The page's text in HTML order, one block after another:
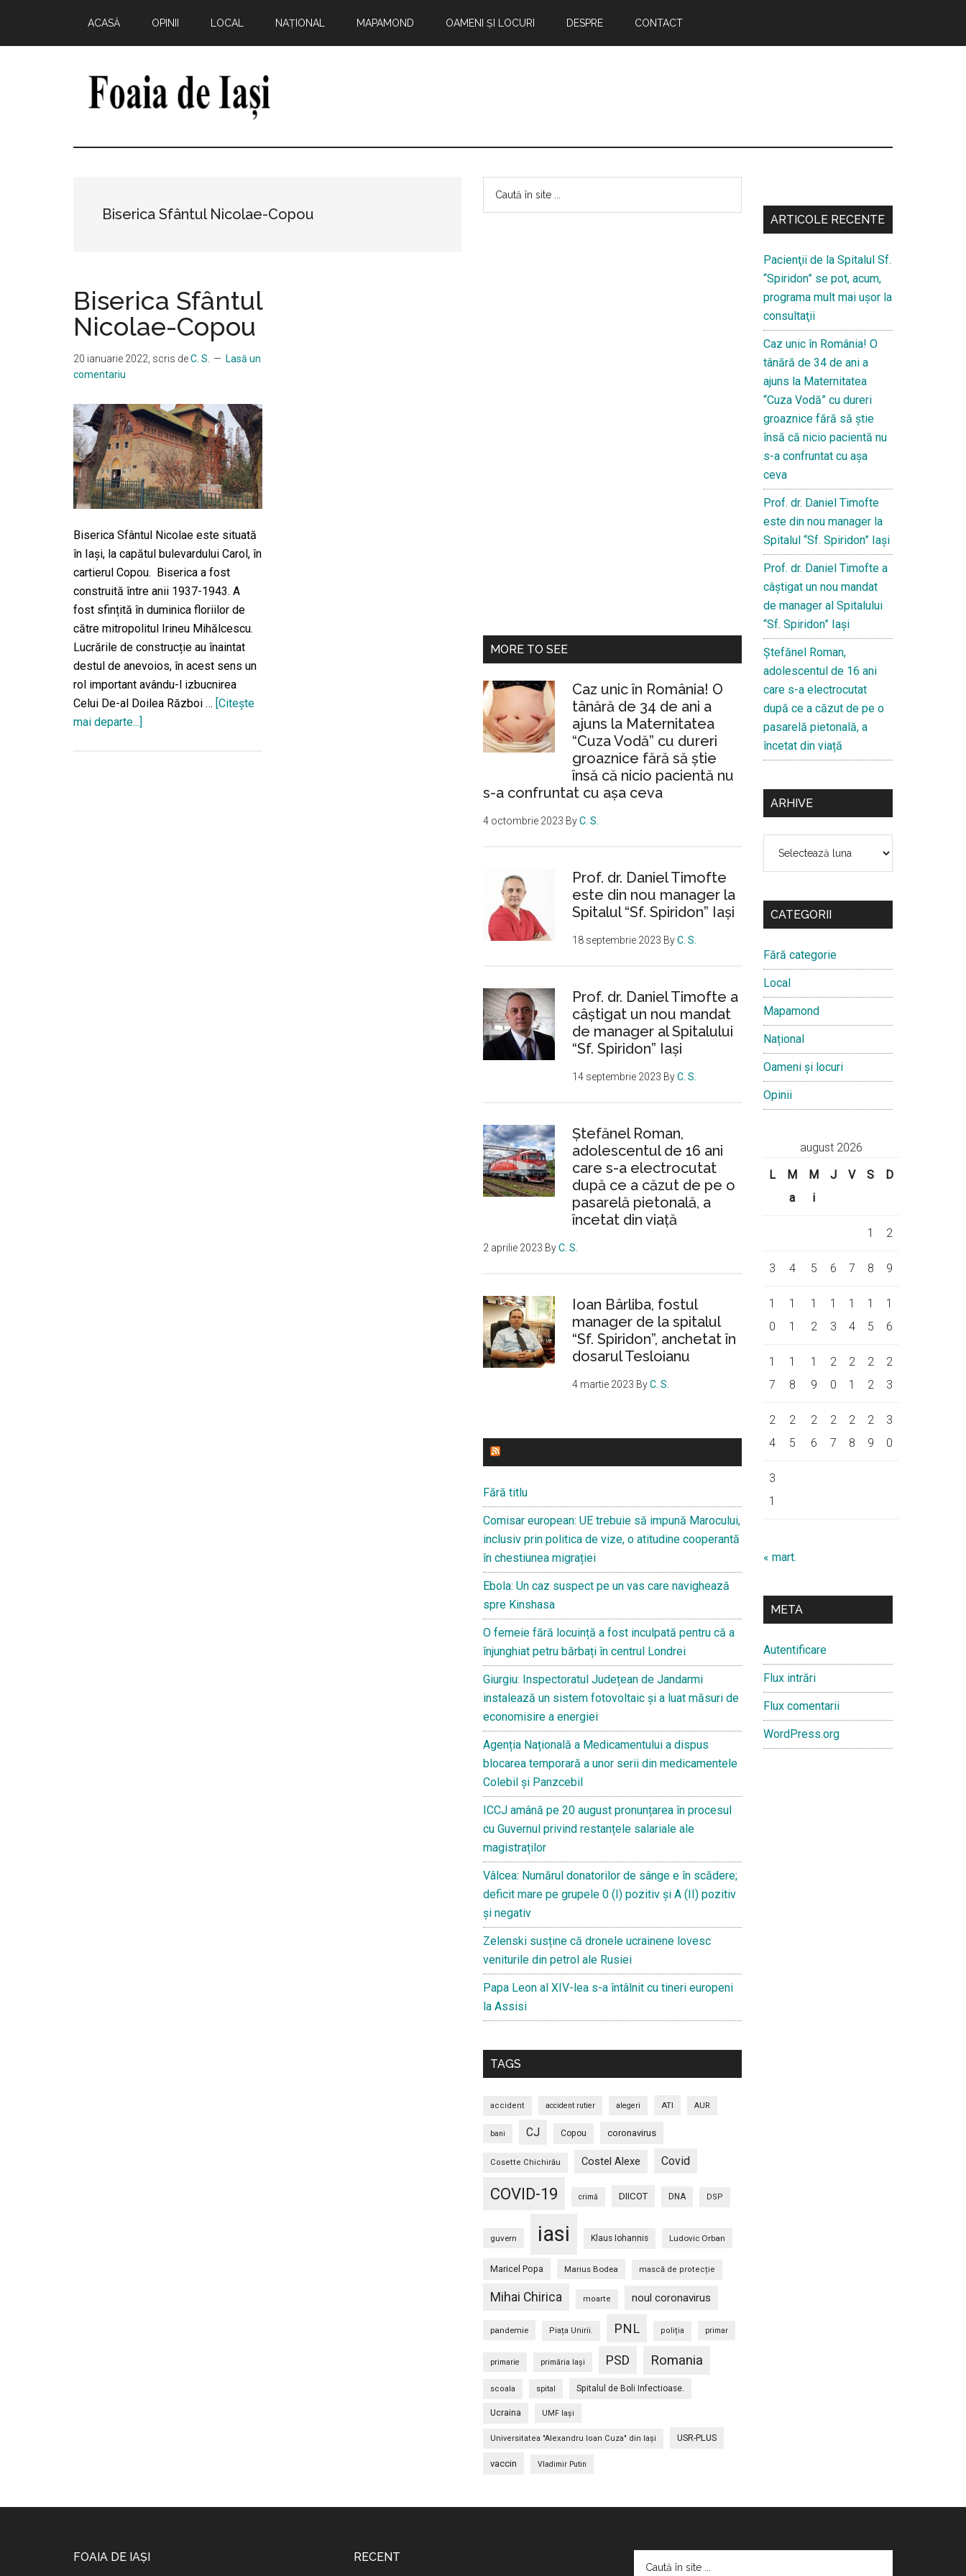
main
primary
secondary
footer
ACASĂ OPINII LOCAL NAȚIONAL MAPAMOND OAMENI ȘI LOCURI DESPRE CONTACT
Foaia
Iași
minte,
comunitate
Biserica Sfântul Nicolae-Copou
Biserica Sfântul
Nicolae-Copou
20 ianuarie 2022 , scris deC. S.
Lasă un
comentariu
Biserica Sfântul Nicolae este situată
în Iași, la capătul bulevardului Carol, în
cartierul Copou. Biserica a fost
construită între anii 1937-1943. A
fost sfințită în duminica floriilor de
către mitropolitul Irineu Mihălcescu.
Lucrările de construcție au înaintat
destul de anevoios, în acest sens un
rol important avându-l izbucnirea
Celui De-al Doilea Război … [Citeşte
mai departe...]
Bara
principală
MORE TO SEE
Caz unic în România! O
tânără de 34 de ani a
ajuns la Maternitatea
“Cuza Vodă” cu dureri
groaznice fără să ştie
însă că nicio pacientă nu
s-a confruntat cu așa ceva
4 octombrie 2023 ByC. S.
Prof. dr. Daniel Timofte
este din nou manager la
Spitalul “Sf. Spiridon” Iaşi
18 septembrie 2023 ByC. S.
Prof. dr. Daniel Timofte a
câștigat un nou mandat
de manager al Spitalului
“Sf. Spiridon” Iași
14 septembrie 2023 ByC. S.
Ştefănel Roman,
adolescentul de 16 ani
care s-a electrocutat
după ce a căzut de pe o
pasarelă pietonală, a
încetat din viață
2 aprilie 2023 ByC. S.
Ioan Bârliba, fostul
manager de la spitalul
“Sf. Spiridon”, anchetat în
dosarul Tesloianu
4 martie 2023 ByC. S.
Fără titlu
Comisar european: UE trebuie să impună Marocului,
inclusiv prin politica de vize, o atitudine cooperantă
în chestiunea migrației
Ebola: Un caz suspect pe un vas care navighează
spre Kinshasa
O femeie fără locuință a fost inculpată pentru că a
înjunghiat petru bărbați în centrul Londrei
Giurgiu: Inspectoratul Județean de Jandarmi
instalează un sistem fotovoltaic și a luat măsuri de
economisire a energiei
Agenția Națională a Medicamentului a dispus
blocarea temporară a unor serii din medicamentele
Colebil și Panzcebil
ICCJ amână pe 20 august pronunțarea în procesul
cu Guvernul privind restanțele salariale ale
magistraților
Vâlcea: Numărul donatorilor de sânge e în scădere;
deficit mare pe grupele 0 (I) pozitiv și A (II) pozitiv
și negativ
Zelenski susține că dronele ucrainene lovesc
veniturile din petrol ale Rusiei
Papa Leon al XIV-lea s-a întâlnit cu tineri europeni
la Assisi
TAGS
accident accident rutier alegeri ATI AUR
bani CJ Copou coronavirus
Cosette Chichirău Costel Alexe Covid
COVID-19 crimă DIICOT DNA DSP
guvern iasi Klaus Iohannis Ludovic Orban
Maricel Popa Marius Bodea mască de protecție
Mihai Chirica moarte noul coronavirus
pandemie Piața Unirii. PNL poliția primar
primarie primăria Iași PSD Romania
scoala spital Spitalul de Boli Infectioase.
Ucraina UMF Iași
Universitatea "Alexandru Ioan Cuza" din Iaşi USR-PLUS
vaccin Vladimir Putin
secundara
ARTICOLE RECENTE
Pacienţii de la Spitalul Sf.
“Spiridon” se pot, acum,
programa mult mai uşor la
consultaţii
Caz unic în România! O
tânără de 34 de ani a
ajuns la Maternitatea
“Cuza Vodă” cu dureri
groaznice fără să ştie
însă că nicio pacientă nu
s-a confruntat cu așa
ceva
Prof. dr. Daniel Timofte
este din nou manager la
Spitalul “Sf. Spiridon” Iaşi
Prof. dr. Daniel Timofte a
câștigat un nou mandat
de manager al Spitalului
“Sf. Spiridon” Iași
Ştefănel Roman,
adolescentul de 16 ani
care s-a electrocutat
după ce a căzut de pe o
pasarelă pietonală, a
încetat din viață
ARHIVE
CATEGORII
Fără categorie
Local
Mapamond
Național
Oameni și locuri
Opinii
august 2026
L
M
a
M
i
J V S D
1 2
3 4 5 6 7 8 9
1
0
1
1
1
2
1
3
1
4
1
5
1
6
1
7
1
8
1
9
2
0
2
1
2
2
2
3
2
4
2
5
2
6
2
7
2
8
2
9
3
0
3
1
« mart.
META
Autentificare
Flux intrări
Flux comentarii
WordPress.org
FOAIA DE IAȘI RECENT